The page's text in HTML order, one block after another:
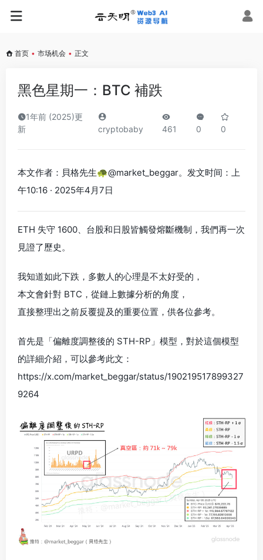
首页 • 市场机会 • 正文
黑色星期一：BTC 補跌
1年前 (2025)更
新
cryptobaby 461 0 0
本文作者：貝格先生🐢@market_beggar。发文时间：上
午10:16 · 2025年4月7日
ETH 失守 1600、台股和日股皆觸發熔斷機制，我們再一次
見證了歷史。
我知道如此下跌，多數人的心理是不太好受的，
本文會針對 BTC，從鏈上數據分析的角度，
直接整理出之前反覆提及的重要位置，供各位參考。
首先是「偏離度調整後的 STH-RP」模型，對於這個模型
的詳細介紹，可以參考此文：
https://x.com/market_beggar/status/190219517899327
9264